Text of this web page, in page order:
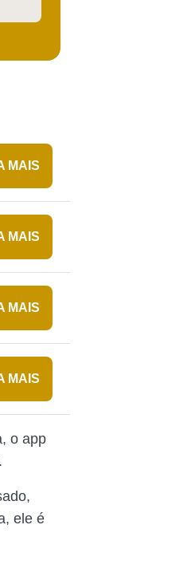
MAIS
MAIS
MAIS
MAIS
o app
ele é